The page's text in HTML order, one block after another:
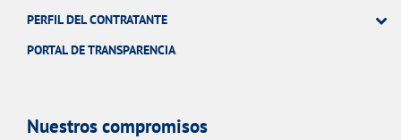
PERFIL DEL CONTRATANTE
PORTAL DE TRANSPARENCIA
Nuestros compromisos